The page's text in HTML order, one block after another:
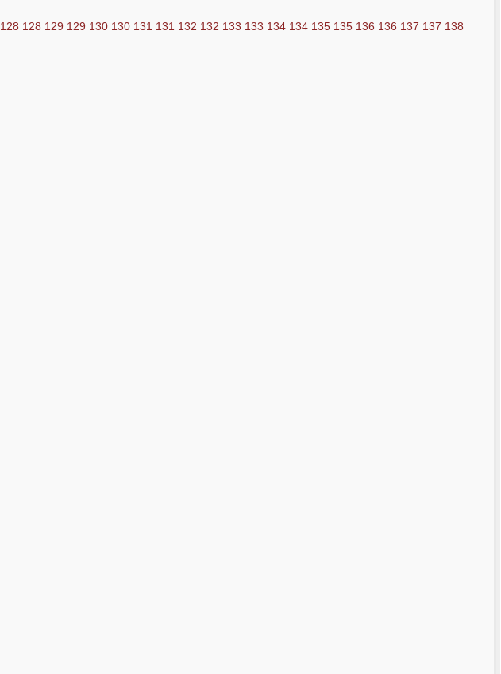
128 128 129 129 130 130 131 131 132 132 133 133 134 134 135 135 136 136 137 137 138